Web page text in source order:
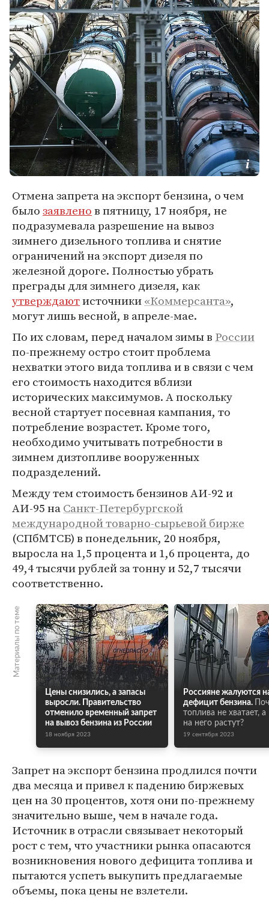
Отмена запрета на экспорт бензина, о чем
былозаявленов пятницу, 17 ноября, не
подразумевала разрешение на вывоз
зимнего дизельного топлива и снятие
ограничений на экспорт дизеля по
железной дороге. Полностью убрать
преграды для зимнего дизеля, как
утверждаютисточники«Коммерсанта»,
могут лишь весной, в апреле-мае.
По их словам, перед началом зимы в России
по-прежнему остро стоит проблема
нехватки этого вида топлива и в связи с чем
его стоимость находится вблизи
исторических максимумов. А поскольку
весной стартует посевная кампания, то
потребление возрастет. Кроме того,
необходимо учитывать потребности в
зимнем дизтопливе вооруженных
подразделений.
Между тем стоимость бензинов АИ-92 и
АИ-95 наСанкт-Петербургской
международной товарно-сырьевой бирже
(СПбМТСБ) в понедельник, 20 ноября,
выросла на 1,5 процента и 1,6 процента, до
49,4 тысячи рублей за тонну и 52,7 тысячи
соответственно.
Материалы по теме
Цены снизились, а запасы
выросли. Правительство
отменило временный запрет
на вывоз бензина из России
18 ноября 2023
Россияне жалуются
дефицит бензина.
топлива не хватает,
на него растут?
19 сентября 2023
Запрет на экспорт бензина продлился почти
два месяца и привел к падению биржевых
цен на 30 процентов, хотя они по-прежнему
значительно выше, чем в начале года.
Источник в отрасли связывает некоторый
рост с тем, что участники рынка опасаются
возникновения нового дефицита топлива и
пытаются успеть выкупить предлагаемые
объемы, пока цены не взлетели.